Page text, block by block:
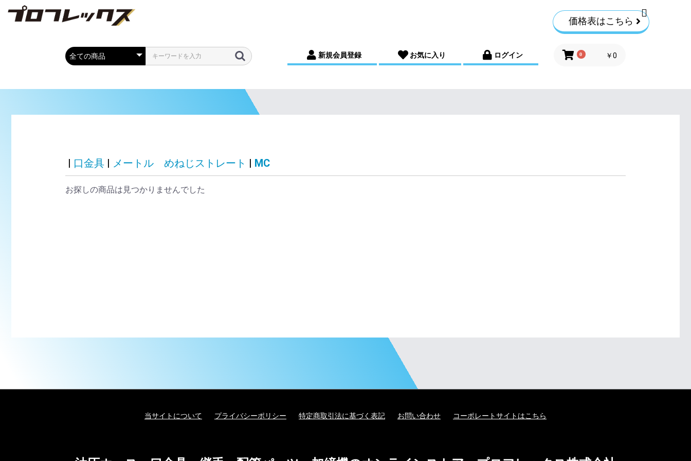
価格表はこちら
新規会員登録 お気に入り ログイン 0 ￥0
| 口金具 | メートル めねじストレート | MC
お探しの商品は見つかりませんでした
当サイトについて プライバシーポリシー 特定商取引法に基づく表記 お問い合わせ コーポレートサイトはこちら